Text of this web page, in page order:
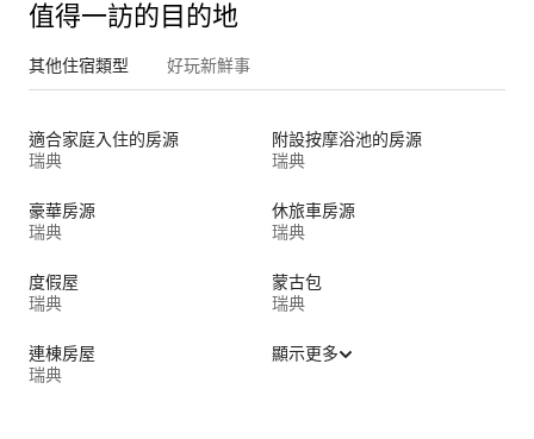
值得一訪的目的地
其他住宿類型 好玩新鮮事
適合家庭入住的房源
瑞典
附設按摩浴池的房源
瑞典
豪華房源
瑞典
休旅車房源
瑞典
度假屋
瑞典
蒙古包
瑞典
連棟房屋
瑞典
顯示更多